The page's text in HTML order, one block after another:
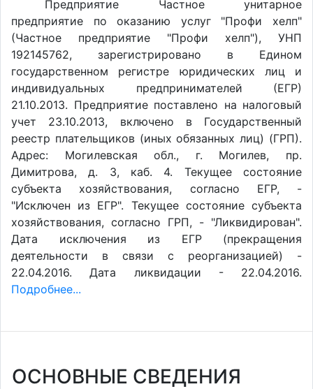
Предприятие Частное унитарное
предприятие по оказанию услуг "Профи хелп"
(Частное предприятие "Профи хелп"), УНП
192145762, зарегистрировано в Едином
государственном регистре юридических лиц и
индивидуальных предпринимателей (ЕГР)
21.10.2013. Предприятие поставлено на налоговый
учет 23.10.2013, включено в Государственный
реестр плательщиков (иных обязанных лиц) (ГРП).
Адрес: Могилевская обл., г. Могилев, пр.
Димитрова, д. 3, каб. 4. Текущее состояние
субъекта хозяйствования, согласно ЕГР, -
"Исключен из ЕГР". Текущее состояние субъекта
хозяйствования, согласно ГРП, - "Ликвидирован".
Дата исключения из ЕГР (прекращения
деятельности в связи с реорганизацией) -
22.04.2016. Дата ликвидации - 22.04.2016.
Подробнее...
ОСНОВНЫЕ СВЕДЕНИЯ